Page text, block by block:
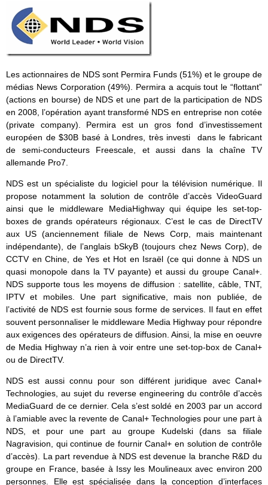
Les actionnaires de NDS sont Permira Funds (51%) et le groupe de
médias News Corporation (49%). Permira a acquis tout le “flottant”
(actions en bourse) de NDS et une part de la participation de NDS
en 2008, l’opération ayant transformé NDS en entreprise non cotée
(private company). Permira est un gros fond d’investissement
européen de $30B basé à Londres, très investi dans le fabricant
de semi-conducteurs Freescale, et aussi dans la chaîne TV
allemande Pro7.
NDS est un spécialiste du logiciel pour la télévision numérique. Il
propose notamment la solution de contrôle d’accès VideoGuard
ainsi que le middleware MediaHighway qui équipe les set-top-
boxes de grands opérateurs régionaux. C’est le cas de DirectTV
aux US (anciennement filiale de News Corp, mais maintenant
indépendante), de l’anglais bSkyB (toujours chez News Corp), de
CCTV en Chine, de Yes et Hot en Israël (ce qui donne à NDS un
quasi monopole dans la TV payante) et aussi du groupe Canal+.
NDS supporte tous les moyens de diffusion : satellite, câble, TNT,
IPTV et mobiles. Une part significative, mais non publiée, de
l’activité de NDS est fournie sous forme de services. Il faut en effet
souvent personnaliser le middleware Media Highway pour répondre
aux exigences des opérateurs de diffusion. Ainsi, la mise en oeuvre
de Media Highway n’a rien à voir entre une set-top-box de Canal+
ou de DirectTV.
NDS est aussi connu pour son différent juridique avec Canal+
Technologies, au sujet du reverse engineering du contrôle d’accès
MediaGuard de ce dernier. Cela s’est soldé en 2003 par un accord
à l’amiable avec la revente de Canal+ Technologies pour une part à
NDS, et pour une part au groupe Kudelski (dans sa filiale
Nagravision, qui continue de fournir Canal+ en solution de contrôle
d’accès). La part revendue à NDS est devenue la branche R&D du
groupe en France, basée à Issy les Moulineaux avec environ 200
personnes. Elle est spécialisée dans la conception d’interfaces